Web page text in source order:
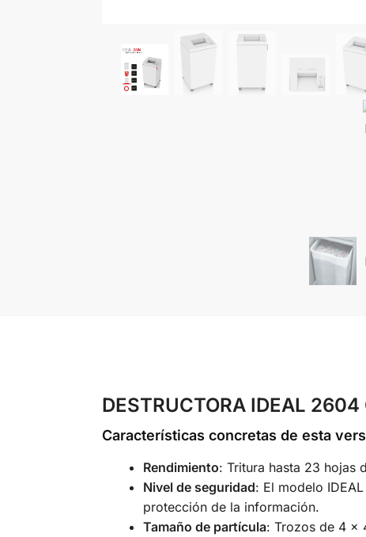
DESTRUCTORA IDEAL
Características concretas de esta
Rendimiento: Tritura hasta 23 hojas
Nivel de seguridad: El modelo
protección de la información.
Tamaño de partícula: Trozos de 4 x